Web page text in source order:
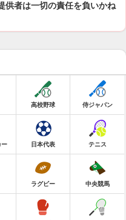
供者は一切の責任を負いかね
高校野球 侍ジャパン
ー 日本代表 テニス
ラグビー 中央競馬